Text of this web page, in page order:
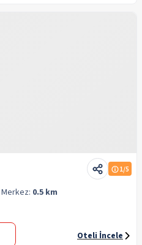
1/5
Merkez: 0.5 km
Oteli İncele